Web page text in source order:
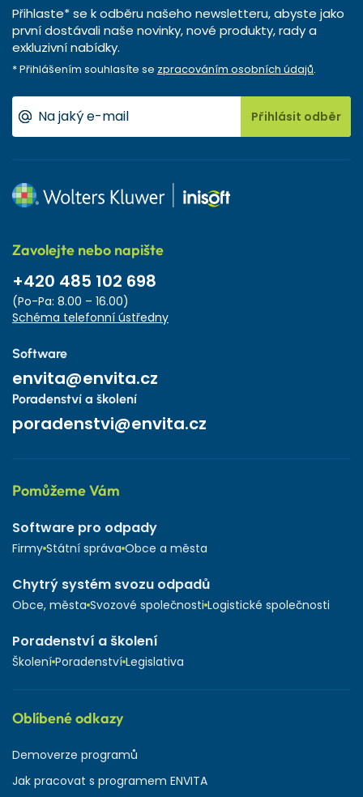
Přihlaste* se k odběru našeho newsletteru, abyste jako
první dostávali naše novinky, nové produkty, rady a
exkluzivní nabídky.
* Přihlášením souhlasíte se zpracováním osobních údajů.
Přihlásit odběr
Zavolejte nebo napište
+420 485 102 698
(Po-Pa: 8.00 – 16.00)
Schéma telefonní ústředny
Software
envita@envita.cz
Poradenství a školení
poradenstvi@envita.cz
Pomůžeme Vám
Software pro odpady
Firmy Státní správa Obce a města
Chytrý systém svozu odpadů
Obce, města Svozové společnosti Logistické společnosti
Poradenství a školení
Školení Poradenství Legislativa
Oblíbené odkazy
Demoverze programů
Jak pracovat s programem ENVITA